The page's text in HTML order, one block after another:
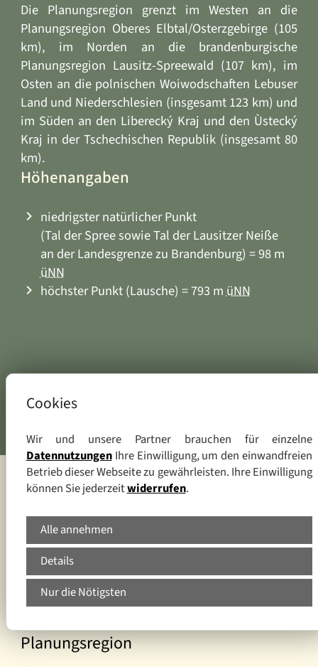
Die Planungsregion grenzt im Westen an die
Planungsregion Oberes Elbtal/Osterzgebirge (105
km), im Norden an die brandenburgische
Planungsregion Lausitz-Spreewald (107 km), im
Osten an die polnischen Woiwodschaften Lebuser
Land und Niederschlesien (insgesamt 123 km) und
im Süden an den Liberecký Kraj und den Ùstecký
Kraj in der Tschechischen Republik (insgesamt 80
km).
Höhenangaben
niedrigster natürlicher Punkt
(Tal der Spree sowie Tal der Lausitzer Neiße
an der Landesgrenze zu Brandenburg) = 98 m
üNN
höchster Punkt (Lausche) = 793 müNN
Planungsregion
Cookies
Wir und unsere Partner brauchen für einzelne
DatennutzungenIhre Einwilligung, um den einwandfreien
Betrieb dieser Webseite zu gewährleisten. Ihre Einwilligung
können Sie jederzeitwiderrufen.
Alle annehmen
Details
Nur die Nötigsten